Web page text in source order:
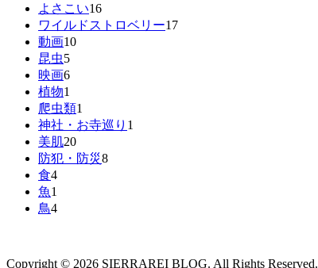
よさこい16
ワイルドストロベリー17
動画10
昆虫5
映画6
植物1
爬虫類1
神社・お寺巡り 1
美肌20
防犯・防災8
食4
魚1
鳥4
Copyright © 2026 SIERRAREI BLOG. All Rights Reserved.